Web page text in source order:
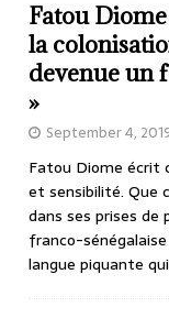
Fatou
la
devenue un
»
September 4,
Fatou Diome écrit
et sensibilité. Que
dans ses prises de
franco-
langue piquante